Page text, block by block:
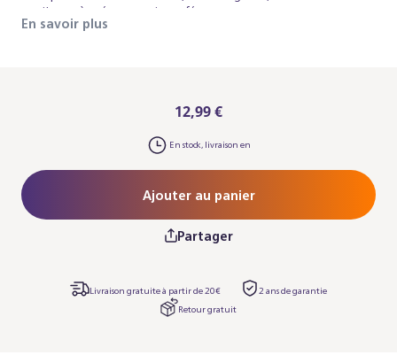
continuez à préparer votre café.
En savoir plus
12,99 €
En stock, livraison en
Ajouter au panier
Partager
Livraison gratuite à partir de 20€
2 ans de garantie
Retour gratuit